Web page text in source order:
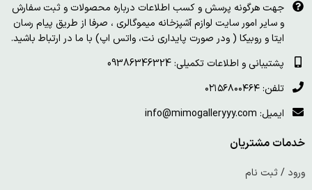
جهت هرگونه پرسش و کسب اطلاعات درباره محصولات و ثبت سفارش
و سایر امور سایت لوازم آشپزخانه میموگالری ، صرفا از طریق پیام رسان
ایتا و روبیکا ( ودر صورت پایداری نت، واتس اپ) با ما در ارتباط باشید.
پشتیبانی و اطلاعات تکمیلی: 09386346324
تلفن: ۰۲۱۵۶۸۰۰۴۶۴
ایمیل: info@mimogalleryyy.com
خدمات مشتریان
ورود / ثبت نام